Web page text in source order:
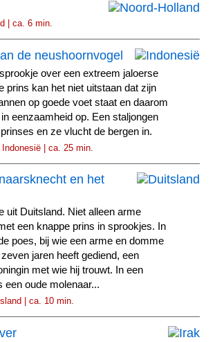
| ca. 6 min.
de neushoornvogel
over een extreem jaloerse
prins kan het niet uitstaan dat zijn
op goede voet staat en daarom
eenzaamheid op. Een staljongen
en ze vlucht de bergen in.
| ca. 25 min.
en het
uit Duitsland. Niet alleen arme
een knappe prins in sprookjes. In
poes, bij wie een arme en domme
jaren heeft gediend, een
met wie hij trouwt. In een
een oude molenaar...
| ca. 10 min.